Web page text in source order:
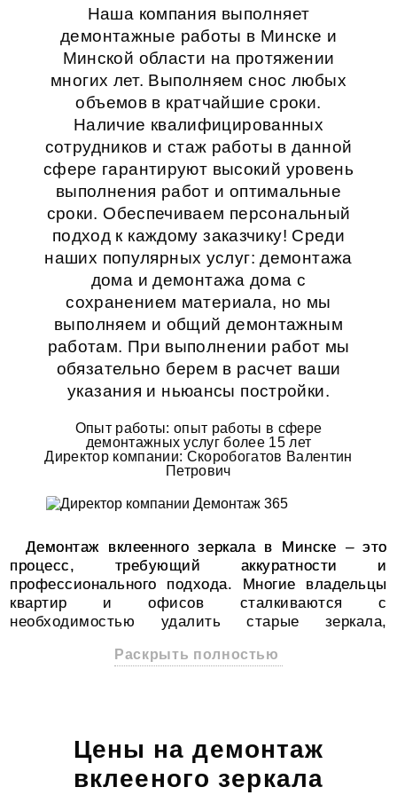
Наша компания выполняет
демонтажные работы в Минске и
Минской области на протяжении
многих лет. Выполняем снос любых
объемов в кратчайшие сроки.
Наличие квалифицированных
сотрудников и стаж работы в данной
сфере гарантируют высокий уровень
выполнения работ и оптимальные
сроки. Обеспечиваем персональный
подход к каждому заказчику! Среди
наших популярных услуг:демонтажа
дома идемонтажа дома с
сохранением материала, но мы
выполняем и общий демонтажным
работам. При выполнении работ мы
обязательно берем в расчет ваши
указания и ньюансы постройки.
Опыт работы: опыт работы в сфере
демонтажных услуг более 15 лет
Директор компании: Скоробогатов Валентин
Петрович
Демонтаж вклеенного зеркала в Минске – это
процесс, требующий аккуратности и
профессионального подхода. Многие владельцы
квартир и офисов сталкиваются с
необходимостью удалить старые зеркала,
Обращаясь в нашу компанию, вы получите
неотъемлемой частью интерьера. Однако, когда
возникает необходимость их замены или ремонта
стен, задача демонтажа может оказаться
Раскрыть полностью
Цены на демонтаж
вклееного зеркала